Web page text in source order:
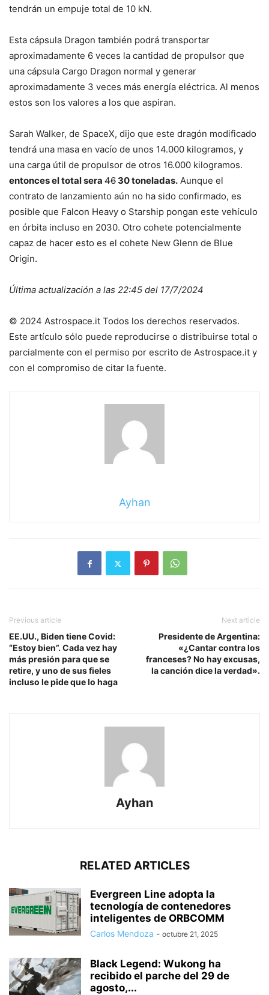
tendrán un empuje total de 10 kN.
Esta cápsula Dragon también podrá transportar
aproximadamente 6 veces la cantidad de propulsor que
una cápsula Cargo Dragon normal y generar
aproximadamente 3 veces más energía eléctrica. Al menos
estos son los valores a los que aspiran.
Sarah Walker, de SpaceX, dijo que este dragón modificado
tendrá una masa en vacío de unos 14.000 kilogramos, y
una carga útil de propulsor de otros 16.000 kilogramos.
entonces el total sera 46 30 toneladas. Aunque el
contrato de lanzamiento aún no ha sido confirmado, es
posible que Falcon Heavy o Starship pongan este vehículo
en órbita incluso en 2030. Otro cohete potencialmente
capaz de hacer esto es el cohete New Glenn de Blue
Origin.
Última actualización a las 22:45 del 17/7/2024
© 2024 Astrospace.it Todos los derechos reservados.
Este artículo sólo puede reproducirse o distribuirse total o
parcialmente con el permiso por escrito de Astrospace.it y
con el compromiso de citar la fuente.
Ayhan
Previous article
EE.UU., Biden tiene Covid:
“Estoy bien”. Cada vez hay
más presión para que se
retire, y uno de sus fieles
incluso le pide que lo haga
Next article
Presidente de Argentina:
«¿Cantar contra los
franceses? No hay excusas,
la canción dice la verdad».
Ayhan
RELATED ARTICLES
Evergreen Line adopta la
tecnología de contenedores
inteligentes de ORBCOMM
Carlos Mendoza - octubre 21, 2025
Black Legend: Wukong ha
recibido el parche del 29 de
agosto,...